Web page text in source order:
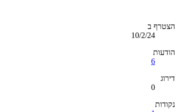
הצטרף ב
10/2/24
הודעות
6
דירוג
0
נקודות